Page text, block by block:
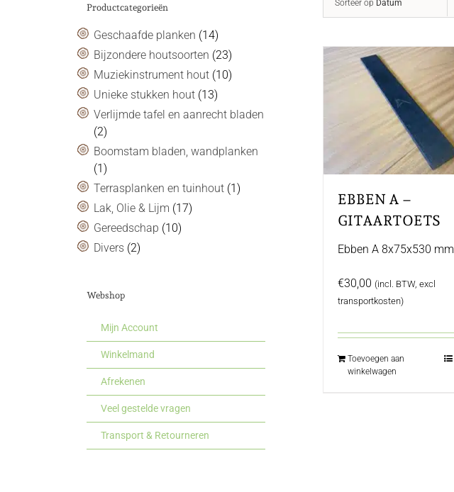
Sorteer op Datum
EBBEN A –
GITAARTOETS
Ebben A 8x75x530 mm
€30,00 (incl. BTW, excl
transportkosten)
Toevoegen aan
winkelwagen
Productcategorieën
Geschaafde planken (14)
Bijzondere houtsoorten (23)
Muziekinstrument hout (10)
Unieke stukken hout (13)
Verlijmde tafel en aanrecht bladen
(2)
Boomstam bladen, wandplanken
(1)
Terrasplanken en tuinhout (1)
Lak, Olie & Lijm (17)
Gereedschap (10)
Divers (2)
Webshop
Mijn Account
Winkelmand
Afrekenen
Veel gestelde vragen
Transport & Retourneren